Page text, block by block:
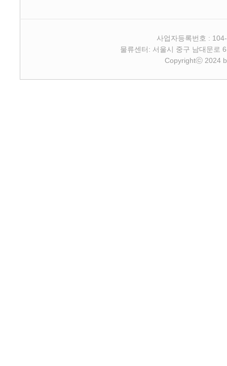
사업자등록번호 :
물류센터: 서울시 중구 남대문로
Copyrightⓒ 2024